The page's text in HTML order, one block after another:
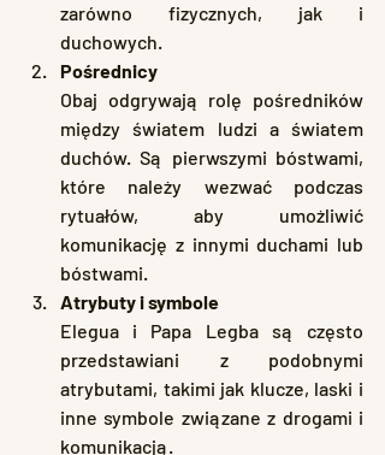
zarówno fizycznych, jak i
duchowych.
Pośrednicy
Obaj odgrywają rolę pośredników
między światem ludzi a światem
duchów. Są pierwszymi bóstwami,
które należy wezwać podczas
rytuałów, aby umożliwić
komunikację z innymi duchami lub
bóstwami.
Atrybuty i symbole
Elegua i Papa Legba są często
przedstawiani z podobnymi
atrybutami, takimi jak klucze, laski i
inne symbole związane z drogami i
komunikacją.